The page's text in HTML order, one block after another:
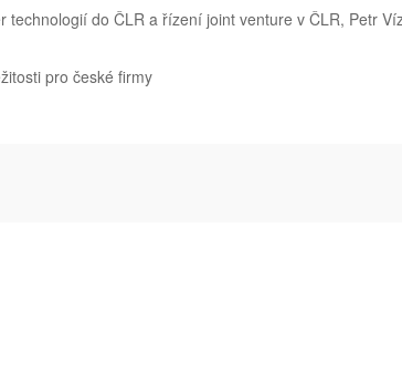
technologií do ČLR a řízení joint venture v ČLR, Petr
pro české firmy